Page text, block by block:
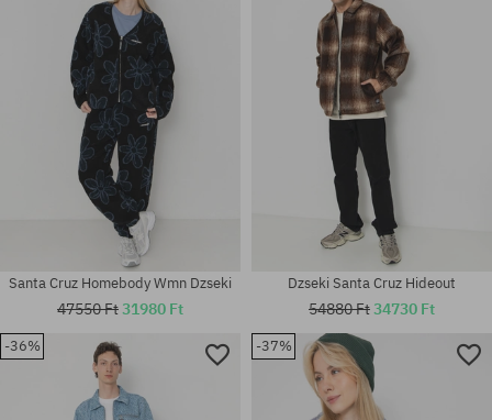
Elérhető méretek:
Elérhető méretek:
XS; S; M
Santa Cruz Homebody Wmn Dzseki
47550 Ft31980 Ft
Dzseki Santa Cruz Hideout
54880 Ft34730 Ft
-36% -37%